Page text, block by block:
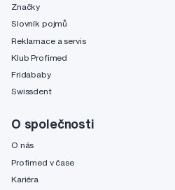
Značky
Slovník pojmů
Reklamace a servis
Klub Profimed
Fridababy
Swissdent
O společnosti
O nás
Profimed v čase
Kariéra